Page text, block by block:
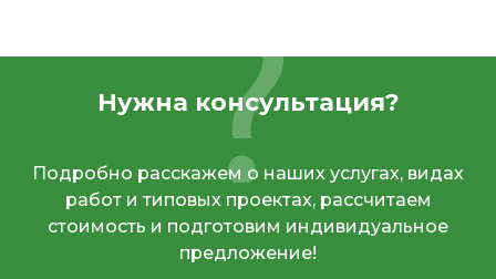
Нужна консультация?
Подробно расскажем о наших услугах, видах
работ и типовых проектах, рассчитаем
стоимость и подготовим индивидуальное
предложение!